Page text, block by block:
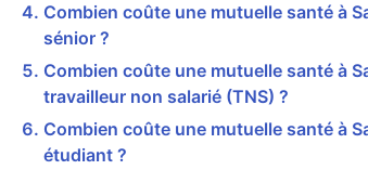
Combien coûte une mutuelle santé à
sénior ?
Combien coûte une mutuelle santé à
travailleur non salarié (TNS) ?
Combien coûte une mutuelle santé à
étudiant ?